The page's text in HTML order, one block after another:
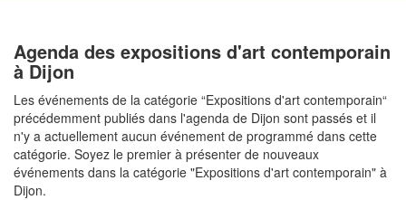
Agenda des expositions d'art contemporain
à Dijon
Les événements de la catégorie “Expositions d'art contemporain“
précédemment publiés dans l'agenda de Dijon sont passés et il
n'y a actuellement aucun événement de programmé dans cette
catégorie. Soyez le premier à présenter de nouveaux
événements dans la catégorie "Expositions d'art contemporain" à
Dijon.